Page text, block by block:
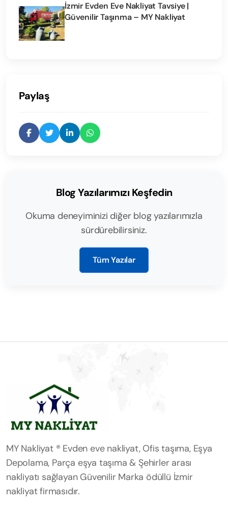
İzmir Evden Eve Nakliyat Tavsiye |
Güvenilir Taşınma – MY Nakliyat
Paylaş
Blog Yazılarımızı Keşfedin
Okuma deneyiminizi diğer blog yazılarımızla
sürdürebilirsiniz.
Tüm Yazılar
MY Nakliyat ® Evden eve nakliyat, Ofis taşıma, Eşya
Depolama, Parça eşya taşıma & Şehirler arası
nakliyatı sağlayan Güvenilir Marka ödüllü İzmir
nakliyat firmasıdır.